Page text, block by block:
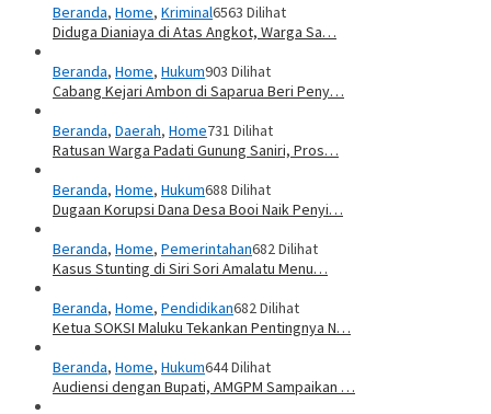
Beranda, Home, Kriminal6563 Dilihat
Diduga Dianiaya di Atas Angkot, Warga Sa…
Beranda, Home, Hukum903 Dilihat
Cabang Kejari Ambon di Saparua Beri Peny…
Beranda, Daerah, Home731 Dilihat
Ratusan Warga Padati Gunung Saniri, Pros…
Beranda, Home, Hukum688 Dilihat
Dugaan Korupsi Dana Desa Booi Naik Penyi…
Beranda, Home, Pemerintahan682 Dilihat
Kasus Stunting di Siri Sori Amalatu Menu…
Beranda, Home, Pendidikan682 Dilihat
Ketua SOKSI Maluku Tekankan Pentingnya N…
Beranda, Home, Hukum644 Dilihat
Audiensi dengan Bupati, AMGPM Sampaikan …